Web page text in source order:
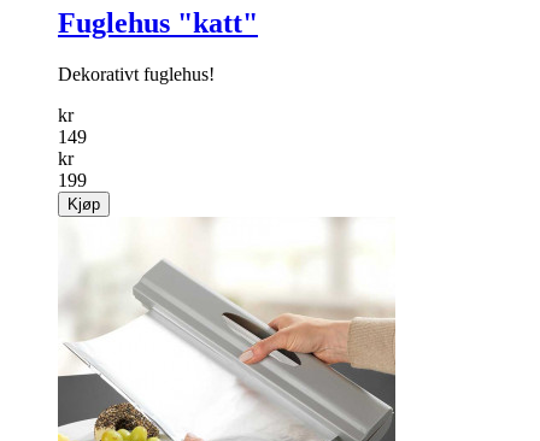
Fuglehus "katt"
Dekorativt fuglehus!
kr
149
kr
199
Kjøp